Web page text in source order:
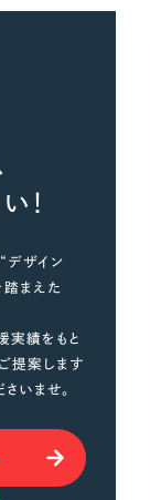
！
デザイン
まえた
績をもと
提案します
いませ。